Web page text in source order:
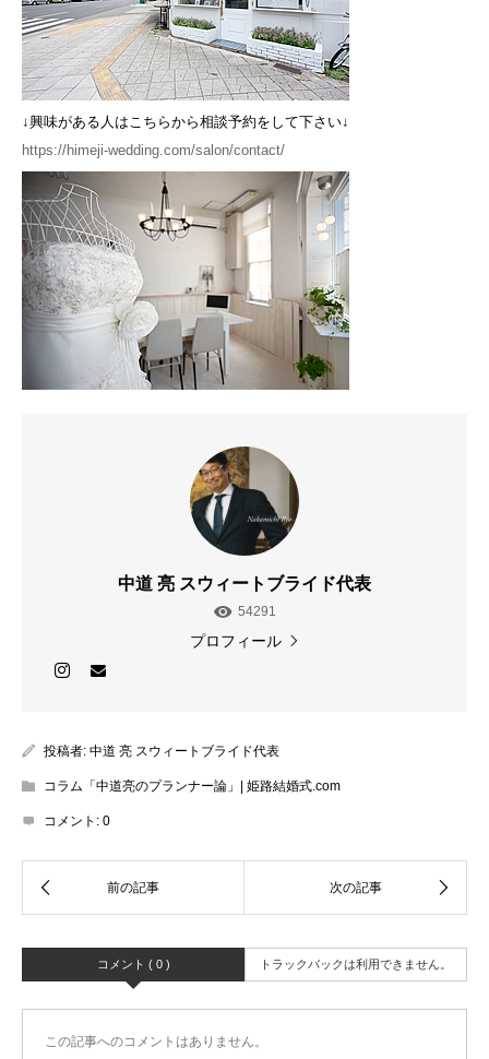
↓興味がある人はこちらから相談予約をして下さい↓
https://himeji-wedding.com/salon/contact/
中道 亮 スウィートブライド代表
54291
プロフィール
投稿者: 中道 亮 スウィートブライド代表
コラム「中道亮のプランナー論」| 姫路結婚式.com
コメント: 0
コメント ( 0 ) トラックバックは利用できません。
この記事へのコメントはありません。